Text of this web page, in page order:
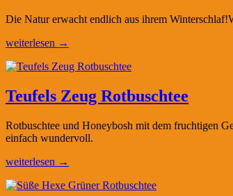
Die Natur erwacht endlich aus ihrem
weiterlesen →
Teufels Zeug Rotbuschtee
Rotbuschtee und Honeybosh mit dem fruchtigen
einfach wundervoll.
weiterlesen →